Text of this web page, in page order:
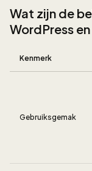
Wat zijn de
WordPress
Kenmerk
Gebruiksgemak